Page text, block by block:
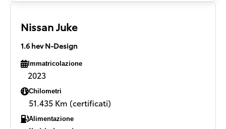
Nissan Juke
1.6 hev N-Design
Immatricolazione
2023
Chilometri
51.435 Km (certificati)
Alimentazione